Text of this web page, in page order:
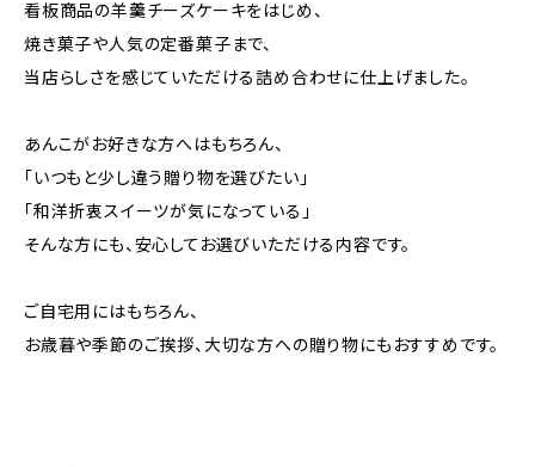
看板商品の羊羹チーズケーキをはじめ、
焼き菓子や人気の定番菓子まで、
当店らしさを感じていただける詰め合わせに仕上げました。
あんこがお好きな方へはもちろん、
「いつもと少し違う贈り物を選びたい」
「和洋折衷スイーツが気になっている」
そんな方にも、安心してお選びいただける内容です。
ご自宅用にはもちろん、
お歳暮や季節のご挨拶、大切な方への贈り物にもおすすめです。